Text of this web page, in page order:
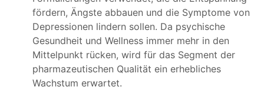
fördern, Ängste abbauen und die Symptome von
Depressionen lindern sollen. Da psychische
Gesundheit und Wellness immer mehr in den
Mittelpunkt rücken, wird für das Segment der
pharmazeutischen Qualität ein erhebliches
Wachstum erwartet.